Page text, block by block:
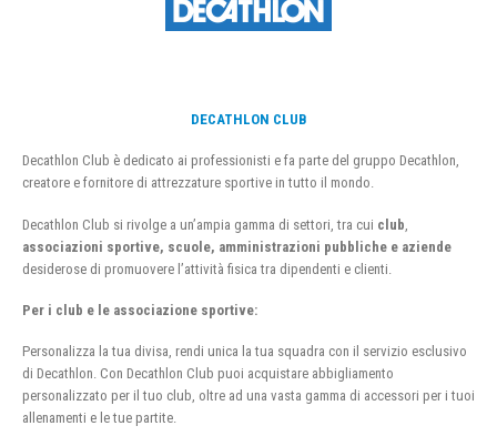
DECATHLON CLUB
Decathlon Club è dedicato ai professionisti e fa parte del gruppo Decathlon,
creatore e fornitore di attrezzature sportive in tutto il mondo.
Decathlon Club si rivolge a un’ampia gamma di settori, tra cui club
associazioni sportive, scuole, amministrazioni pubbliche e aziende
desiderose di promuovere l’attività fisica tra dipendenti e clienti.
Per i club e le associazione sportive:
Personalizza la tua divisa, rendi unica la tua squadra con il servizio esclusivo
di Decathlon. Con Decathlon Club puoi acquistare abbigliamento
personalizzato per il tuo club, oltre ad una vasta gamma di accessori per i tuoi
allenamenti e le tue partite.